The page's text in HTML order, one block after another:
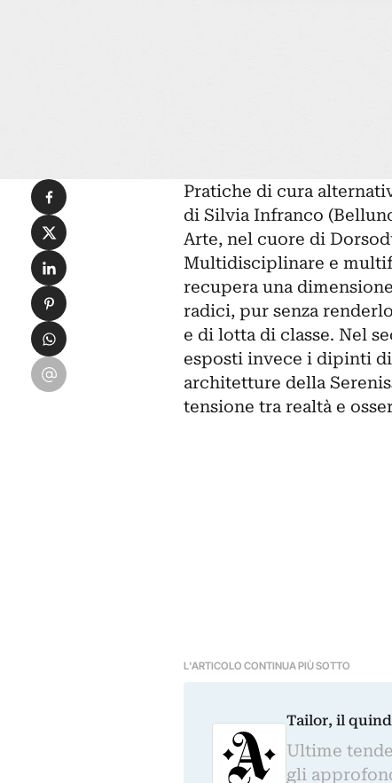
Pratiche di cura
di Silvia Infranco
Arte, nel cuore di
Multidisciplinare e
recupera una
radici, pur senza
e di lotta di classe. Nel
esposti invece i dipinti di
architetture della
tensione tra realtà e
L'ARTICOLO CONTINUA PIÙ SOTTO
Tailor, il
Ultime
gli
Condividi su Facebook
Condividi su X
Condividi su LinkedIn
Condividi su Pinterest
Condividi su WhatsApp
Condividi su Email